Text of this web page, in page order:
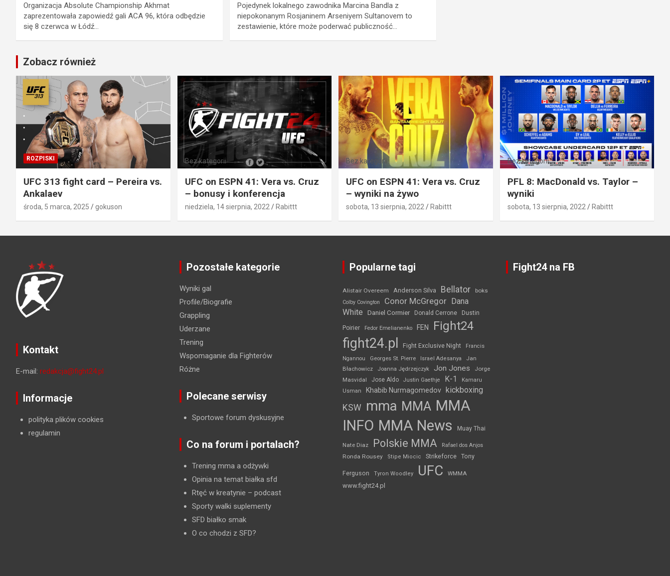
Organizacja Absolute Championship Akhmat
zaprezentowała zapowiedź gali ACA 96, która odbędzie
się 8 czerwca w Łódź…
Pojedynek lokalnego zawodnika Marcina Bandla z
niepokonanym Rosjaninem Arseniyem Sultanovem to
zestawienie, które może poderwać publiczność…
Zobacz również
ROZPISKI
UFC 313 fight card – Pereira vs.
Ankalaev
środa, 5 marca, 2025 gokuson
Bez kategorii
UFC on ESPN 41: Vera vs. Cruz
– bonusy i konferencja
niedziela, 14 sierpnia, 2022 Rabittt
Bez kategorii
UFC on ESPN 41: Vera vs. Cruz
– wyniki na żywo
sobota, 13 sierpnia, 2022 Rabittt
Bez kategorii
PFL 8: MacDonald vs. Taylor –
wyniki
sobota, 13 sierpnia, 2022 Rabittt
Kontakt
E-mail: redakcja@fight24.pl
Informacje
polityka plików cookies
regulamin
Pozostałe kategorie
Wyniki gal
Profile/Biografie
Grappling
Uderzane
Trening
Wspomaganie dla Fighterów
Różne
Polecane serwisy
Sportowe forum dyskusyjne
Co na forum i portalach?
Trening mma a odżywki
Opinia na temat białka sfd
Rtęć w kreatynie – podcast
Sporty walki suplementy
SFD białko smak
O co chodzi z SFD?
Popularne tagi
Alistair Overeem Anderson Silva Bellator boks
Colby Covington Conor McGregor Dana
White
Daniel Cormier Donald Cerrone Dustin
Poirier Fedor Emelianenko FEN Fight24
fight24.pl Fight Exclusive Night
Francis
Ngannou
Georges St. Pierre Israel Adesanya
Jan
Błachowicz
Joanna Jędrzejczyk Jon Jones
Jorge
Masvidal
Jose Aldo Justin Gaethje K-1
Kamaru
Usman
Khabib Nurmagomedov kickboxing
KSW mma MMA MMA
INFO MMA News Muay Thai
Nate Diaz Polskie MMA Rafael dos Anjos
Ronda Rousey Stipe Miocic Strikeforce Tony
Ferguson Tyron Woodley UFC WMMA
www.fight24.pl
Fight24 na FB